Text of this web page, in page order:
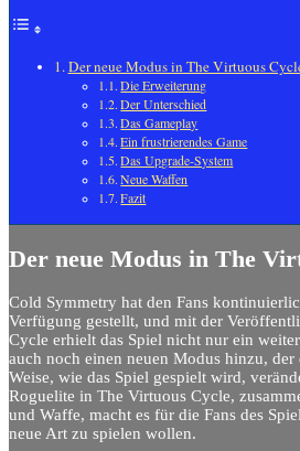
Der neue Modus in The Virtuous
Die Erweiterung
Der Unterschied
Das Gameplay
Ein frustrierendes Game
Das Upgrade-System
Neue Waffen
Fazit
Der neue Modus in The
Cold Symmetry hat den Fans
Verfügung gestellt, und mit der
Cycle erhielt das Spiel nicht nur ein
auch noch einen neuen Modus hinzu,
Weise, wie das Spiel gespielt wird,
Roguelite in The Virtuous Cycle,
und Waffe, macht es für die Fans des
neue Art zu spielen wollen.